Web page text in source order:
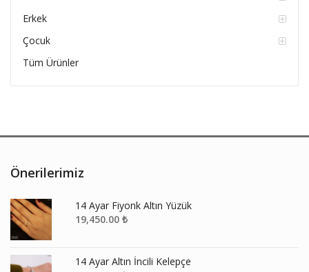
Erkek
Çocuk
Tüm Ürünler
Önerilerimiz
14 Ayar Fiyonk Altın Yüzük
19,450.00 ₺
14 Ayar Altın İncili Kelepçe